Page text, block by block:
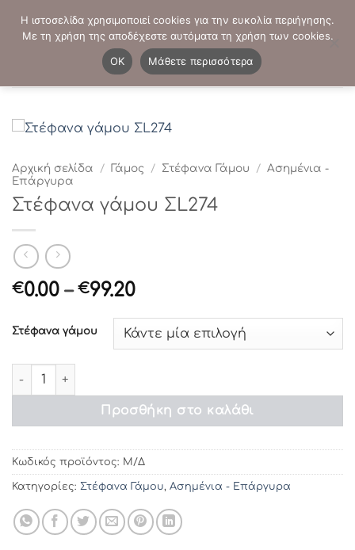
στο
ΤΗΛΕΦΩΝΙΚΕΣ ΠΑΡΑΓΓΕΛΙΕΣ: - 2103821941
Αρχική σελίδα / Γάμος / Στέφανα Γάμου / Ασημένια -
Επάργυρα
Στέφανα γάμου ΣL274
€0.00 – €99.20Price
€0.00
through
Στέφανα γάμου
Στέφανα γάμου ΣL274 ποσότητα
Προσθήκη στο καλάθι
Κωδικός προϊόντος: Μ/Δ
Κατηγορίες: Στέφανα Γάμου, Ασημένια - Επάργυρα
Η ιστοσελίδα χρησιμοποιεί cookies για την ευκολία περιήγησης.
Με τη χρήση της αποδέχεστε αυτόματα τη χρήση των cookies.
OK
Μάθετε περισσότερα